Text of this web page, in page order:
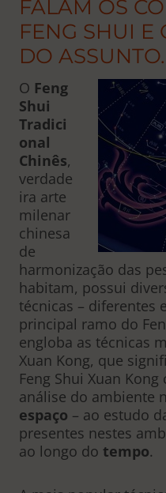
FALAM OS
FENG SHUI E
DO ASSUNTO.
O Feng
Shui
Tradici
onal
Chinês,
verdade
ira arte
milenar
chinesa
de
harmonização das
habitam, possui
técnicas – diferentes
principal ramo do
engloba as técnicas
Xuan Kong, que
Feng Shui Xuan
análise do ambiente
espaço – ao estudo
presentes nestes
ao longo do tempo.